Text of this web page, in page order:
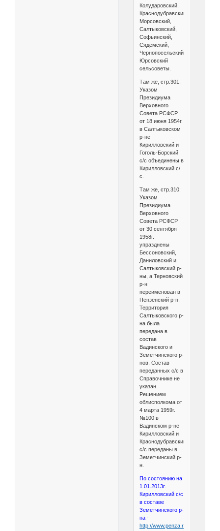
Колударовский,
Краснодубравский,
Морсовский,
Салтыковский,
Софьинский,
Сядемский,
Чернопосельский,
Юрсовский
сельсоветы.
Там же, стр.301:
Указом
Президиума
Верховного
Совета РСФСР
от 18 июня 1954г.
в Салтыковском
р-не
Кирилловский и
Гоголь-Борский
с/с объединены в
Кирилловский с/
с.
Там же, стр.310:
Указом
Президиума
Верховного
Совета РСФСР
от 30 сентября
1958г.
упразднены
Бессоновский,
Даниловский и
Салтыковский р-
ны, а Терновский
р-н
переименован в
Пензенский р-н.
Территория
Салтыковского р-
на была
передана в
состав
Вадинского и
Земетчинского р-
нов. Состав
переданных с/с в
Справочнике не
указан.
Решением
облисполкома от
4 марта 1959г.
№100 в
Вадинском р-не
Кирилловский и
Краснодубравский
с/с переданы в
Земетчинский р-
н.
По состоянию на
1.01.2013г.
Кирилловский с/с
в составе
Земетчинского р-
на-
http://www.penza.ru/files/